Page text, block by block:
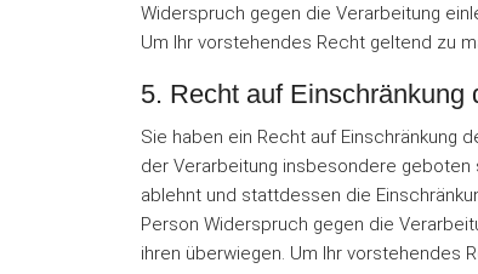
Widerspruch gegen die Verarbeitung
Um Ihr vorstehendes Recht geltend zu
5. Recht auf Einschränkung
Sie haben ein Recht auf Einschränkung
der Verarbeitung insbesondere
ablehnt und stattdessen die
Person Widerspruch gegen die
ihren überwiegen. Um Ihr vorstehendes